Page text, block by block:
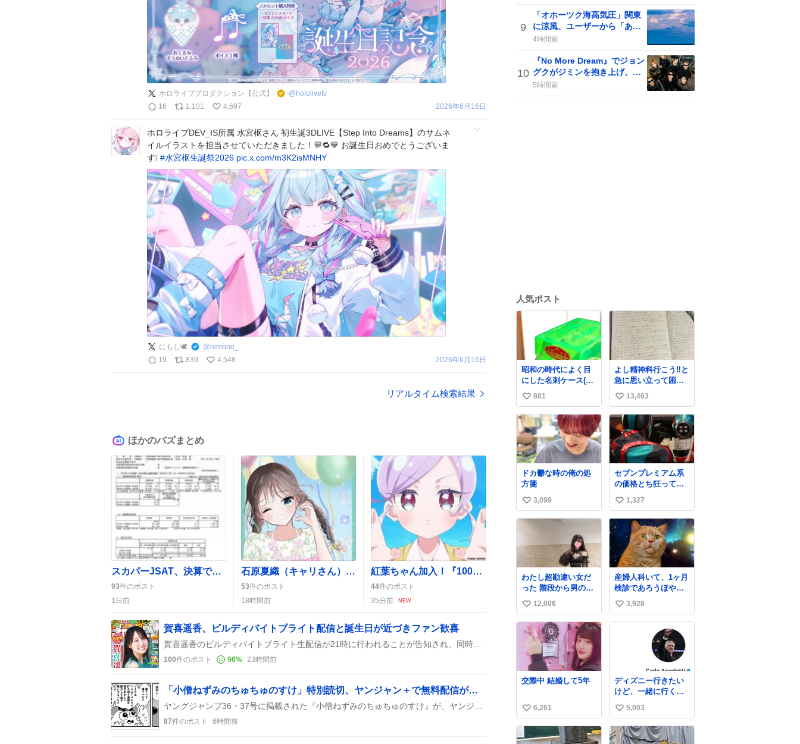
ホロライブプロダクション【公式】 @ hololivetv
16
1,101 4,697 2026年6月16日
ホロライブDEV_IS所属 水宮枢さん 初生誕3DLIVE【Step Into Dreams】のサムネ
イルイラストを担当させていただきました！💬🔁💙 お誕生日おめでとうございま
す❕ #水宮枢生誕祭2026 pic.x.com/m3K2isMNHY
にもし🕊️ @nimono_
19
839 4,548 2026年6月16日
リアルタイム検索結果
ほかのバズまとめ
スカパーJSAT、決算で純利益50%増＋株価急上昇にユーザー歓喜
93件のポスト
1日前
石原夏織（キャリさん）33歳誕生日、ライブ配信やリズム天国で祝福の声が続々
53件のポスト
18時間前
紅葉ちゃん加入！『100カノ』第30話先行カット公開にファン歓喜
44件のポスト
35分前
NEW
賀喜遥香、ビルディバイトブライト配信と誕生日が近づきファン歓喜
賀喜遥香のビルディバイトブライト生配信が21時に行われることが告知され、同時に新情報や誕生日が近いことがファンに伝わり、SNSで「やったー！！」「かっきー可愛いね」などの期待が広がっている。
100件のポスト 96% 23時間前
「小僧ねずみのちゅちゅのすけ」特別読切、ヤンジャン＋で無料配信が「やべー」好評
ヤングジャンプ36・37号に掲載された『小僧ねずみのちゅちゅのすけ』が、ヤンジャン＋で無料配信され、読者の間で「面白い」「笑える」などと話題になっている。
87件のポスト 6時間前
9
「オホーツク海高気圧」関東
に涼風、ユーザーから「あり
がとう」や「ずっといて」な
4時間前
10
『No More Dream』でジョン
グクがジミンを抱き上げ、フ
ァン歓喜の瞬間が話題に
5時間前
人気ポスト
昭和の時代によく目
にした名刺ケース(名
刺を作るとこれに入
れて渡された)はウラ
ンガラスのような綺
麗な発色なので、子
供たちの宝物入れと
して二次利用されて
いましたとさ。
い
い
ね
数
881
よし精神科行こう‼️と
急に思い立って困っ
てること書き出して
たらペン止まらなく
なってすごい勢いで
埋まってワロタ
い
い
ね
数
13,463
ドカ鬱な時の俺の処
方箋
い
い
数
3,099
セブンプレミアム系
の価格とち狂ってて
今これ
い
い
ね
数
1,327
わたし超勘違い女だ
った 階段から男の人
が降りて来てたんだ
けど この格好の女が
立ってたら一回は足
が止まるでしょ？普
通。降りてきたのは
仕事帰りっぽい男の
人で、足取り重そう
に歩いてて見るから
に異変を感じたんだ
い
い
ね
数
12,006
産婦人科いて、1ヶ月
検診であろうほやほ
や赤ちゃん👩‍🍼と推
定2,3歳の女の子👧🏻
をワンオペで連れて
るママがいるのだけ
マの側から離れな
てもうろちょろしな
いしママが歩いたら
ピクミンみたいにﾄﾃﾄ
ﾃついてってるし逃走
しないし脱走しない
し逃げないし走ら文
字数
い
い
3,928
交際中 結婚して5年
い
い
ね
6,261
ディズニー行きたい
けど、一緒に行くほ
ど仲のいい友達が居
ない… ほんでこれ
い
い
ね
5,003